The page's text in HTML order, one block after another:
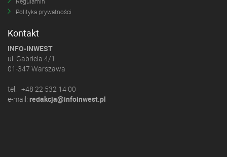
Polityka prywatności
Kontakt
INFO-INWEST
ul. Gabriela 4/1
01-347 Warszawa
tel. +48 22 532 14 00
e-mail: redakcja@infoinwest.pl